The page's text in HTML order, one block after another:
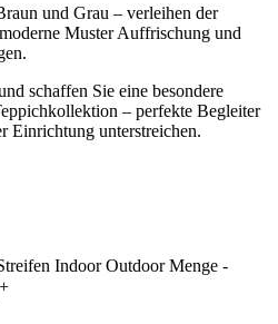
und Grau – verleihen der
Muster Auffrischung und
schaffen Sie eine besondere
– perfekte Begleiter
Einrichtung unterstreichen.
Indoor Outdoor Menge -
+